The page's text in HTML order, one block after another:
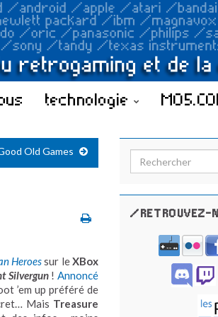
technologie
Old Games
Heroessur leXBox
Silvergun!Annoncé
’em up préféré de
Mais Treasure
Search for:
/RETROUVEZ-